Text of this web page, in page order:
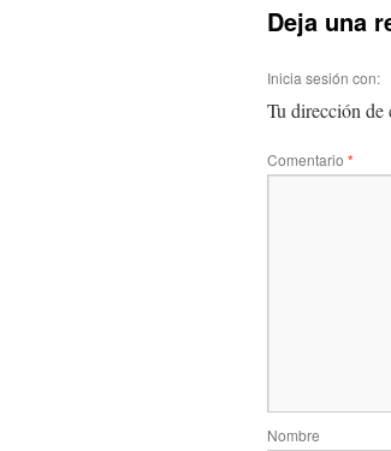
Deja una
Inicia sesión con:
Tu dirección de
Comentario *
Nombre